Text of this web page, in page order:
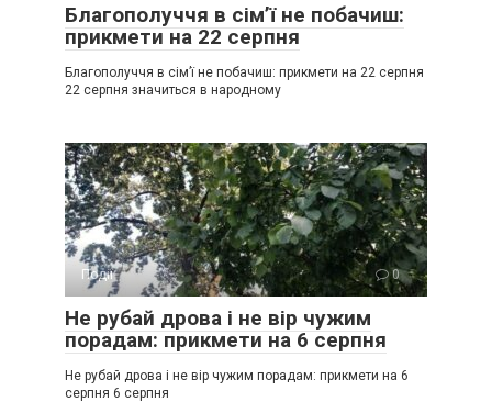
Благополуччя в сім’ї не побачиш:
прикмети на 22 серпня
Благополуччя в сім’ї не побачиш: прикмети на 22 серпня
22 серпня значиться в народному
Події 0
Не рубай дрова і не вір чужим
порадам: прикмети на 6 серпня
Не рубай дрова і не вір чужим порадам: прикмети на 6
серпня 6 серпня